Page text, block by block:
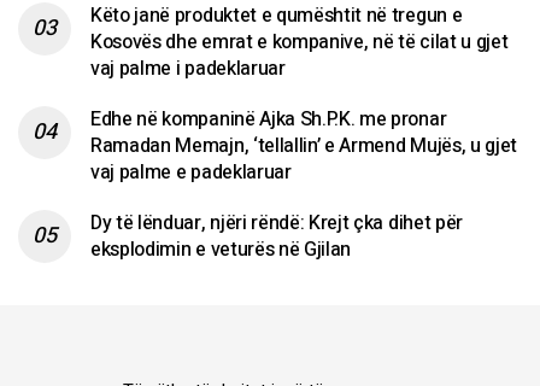
Këto janë produktet e qumështit në tregun e
Kosovës dhe emrat e kompanive, në të cilat u gjet
vaj palme i padeklaruar
Edhe në kompaninë Ajka Sh.P.K. me pronar
Ramadan Memajn, ‘tellallin’ e Armend Mujës, u gjet
vaj palme e padeklaruar
Dy të lënduar, njëri rëndë: Krejt çka dihet për
eksplodimin e veturës në Gjilan